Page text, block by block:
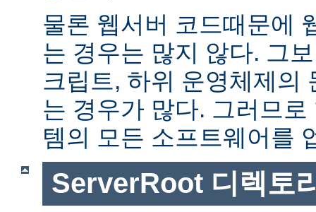
물론 웹서버 코드때문에
는 경우는 많지 않다. 그
크립트, 하위 운영체제의
는 경우가 많다. 그러므
템의 모든 소프트웨어를
ServerRoot 디렉토